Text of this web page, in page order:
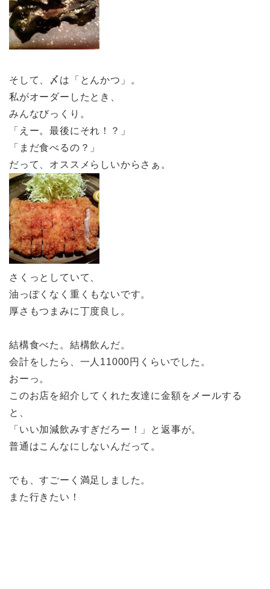
そして、〆は「とんかつ」。
私がオーダーしたとき、
みんなびっくり。
「えー。最後にそれ！？」
「まだ食べるの？」
だって、オススメらしいからさぁ。
さくっとしていて、
油っぽくなく重くもないです。
厚さもつまみに丁度良し。
結構食べた。結構飲んだ。
会計をしたら、一人11000円くらいでした。
おーっ。
このお店を紹介してくれた友達に金額をメールする
と、
「いい加減飲みすぎだろー！」と返事が。
普通はこんなにしないんだって。
でも、すごーく満足しました。
また行きたい！